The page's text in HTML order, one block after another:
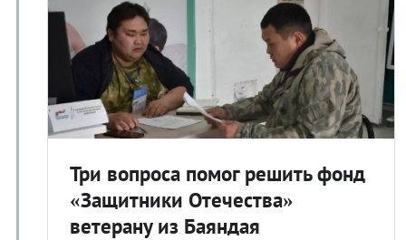
Три вопроса помог решить фонд
«Защитники Отечества»
ветерану из Баяндая